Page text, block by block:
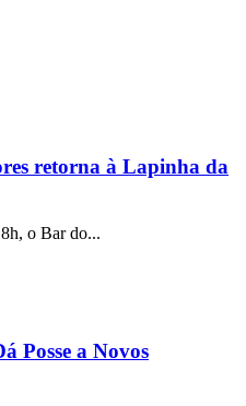
retorna à Lapinha da
o Bar do...
Posse a Novos